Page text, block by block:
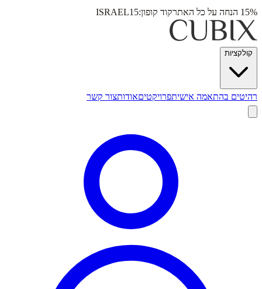
15% הנחה על כל האתר קוד קופון:ISRAEL15
קולקציות
רהיטים בהתאמה אישיתפרויקטיםאודותצור קשר